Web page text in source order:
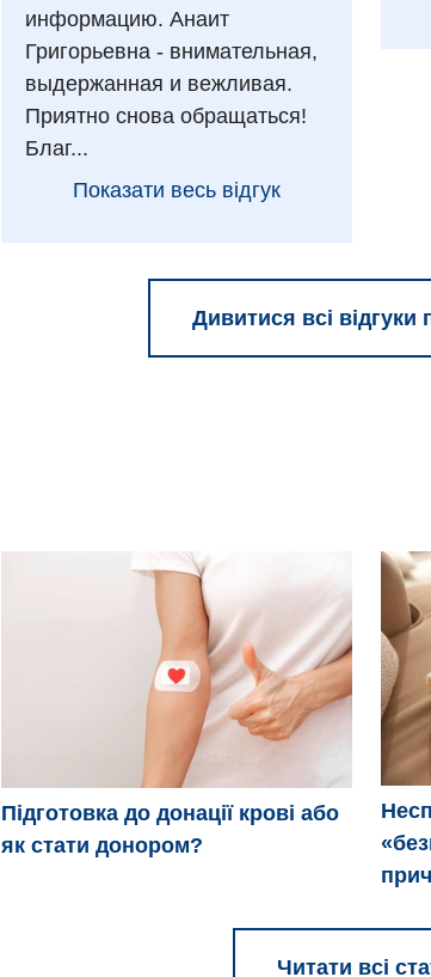
информацию. Анаит
Григорьевна - внимательная,
выдержанная и вежливая.
Приятно снова обращаться!
Благ...
Показати весь відгук
Дивитися всі відгуки
Підготовка до донації крові або
як стати донором?
Читати всі